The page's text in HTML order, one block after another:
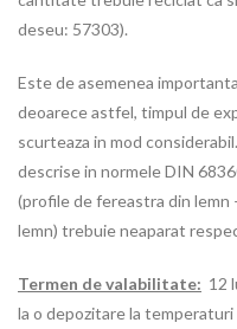
deseu: 57303).
Este de asemenea
deoarece astfel, timpul de
scurteaza in mod
descrise in normele DIN
(profile de fereastra din
lemn) trebuie neaparat
Termen de valabilitate: 12
la o depozitare la